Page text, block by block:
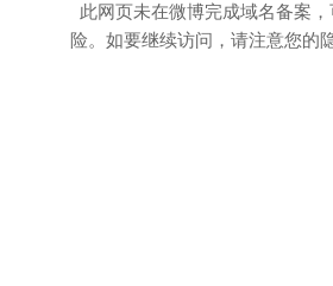
此网页未在微博完成域名备案
险。如要继续访问，请注意您的